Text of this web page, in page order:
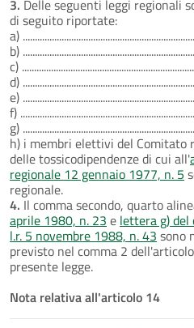
3. Delle seguenti leggi regionali
di seguito riportate:
a)
b)
c)
d)
e)
f)
g)
h) i membri elettivi del Comitato
delle tossicodipendenze di cui all'
regionale 12 gennaio 1977, n. 5
regionale.
4. Il comma secondo, quarto
aprile 1980, n. 23 e lettera g)
l.r. 5 novembre 1988, n. 43 sono
previsto nel comma 2
presente legge.
Nota relativa all'articolo 14